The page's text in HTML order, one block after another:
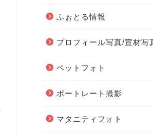
ふぉとる情報
プロフィール写真/宣材写
ペットフォト
ポートレート撮影
マタニティフォト